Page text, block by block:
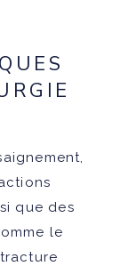
que des
le